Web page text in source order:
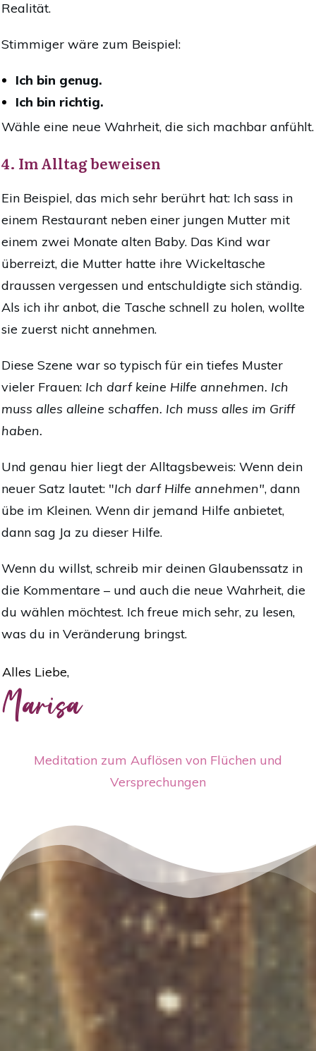
Realität.
Stimmiger wäre zum Beispiel:
Ich bin genug.
Ich bin richtig.
Wähle eine neue Wahrheit, die sich machbar anfühlt.
4. Im Alltag beweisen
Ein Beispiel, das mich sehr berührt hat: Ich sass in
einem Restaurant neben einer jungen Mutter mit
einem zwei Monate alten Baby. Das Kind war
überreizt, die Mutter hatte ihre Wickeltasche
draussen vergessen und entschuldigte sich ständig.
Als ich ihr anbot, die Tasche schnell zu holen, wollte
sie zuerst nicht annehmen.
Diese Szene war so typisch für ein tiefes Muster
vieler Frauen: Ich darf keine Hilfe annehmen. Ich
muss alles alleine schaffen. Ich muss alles im Griff
haben.
Und genau hier liegt der Alltagsbeweis: Wenn dein
neuer Satz lautet: "Ich darf Hilfe annehmen", dann
übe im Kleinen. Wenn dir jemand Hilfe anbietet,
dann sag Ja zu dieser Hilfe.
Wenn du willst, schreib mir deinen Glaubenssatz in
die Kommentare – und auch die neue Wahrheit, die
du wählen möchtest. Ich freue mich sehr, zu lesen,
was du in Veränderung bringst.
Alles Liebe,
Marisa
Meditation zum Auflösen von Flüchen und
Versprechungen